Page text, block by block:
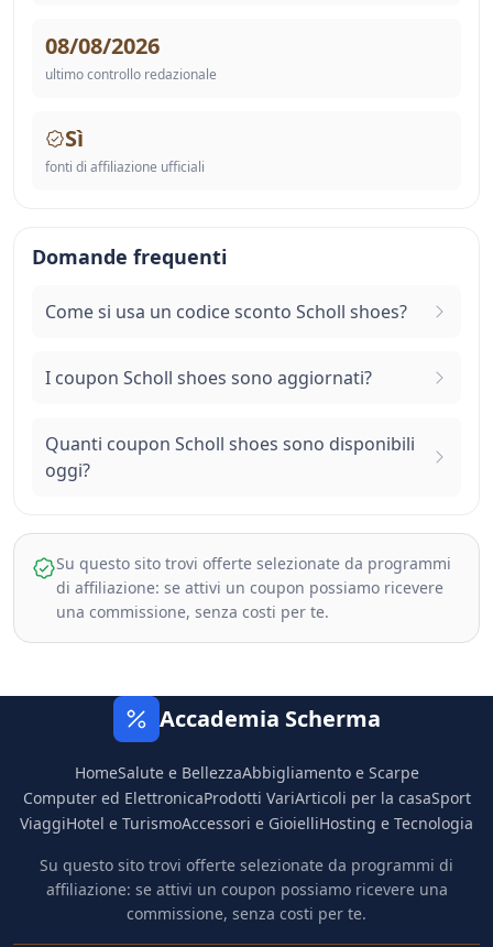
08/08/2026
ultimo controllo redazionale
Sì
fonti di affiliazione ufficiali
Domande frequenti
Come si usa un codice sconto Scholl shoes?
I coupon Scholl shoes sono aggiornati?
Quanti coupon Scholl shoes sono disponibili
oggi?
Su questo sito trovi offerte selezionate da programmi
di affiliazione: se attivi un coupon possiamo ricevere
una commissione, senza costi per te.
Accademia Scherma
HomeSalute e BellezzaAbbigliamento e Scarpe
Computer ed ElettronicaProdotti VariArticoli per la casaSport
ViaggiHotel e TurismoAccessori e GioielliHosting e Tecnologia
Su questo sito trovi offerte selezionate da programmi di
affiliazione: se attivi un coupon possiamo ricevere una
commissione, senza costi per te.